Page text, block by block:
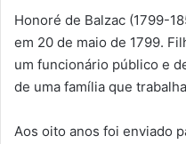
Honoré de Balzac (1799-
em 20 de maio de 1799.
um funcionário público e
de uma família que
Aos oito anos foi enviado